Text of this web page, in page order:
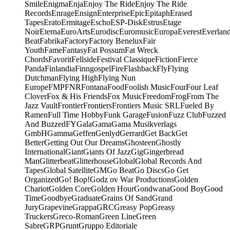
SmileEnigmaEnjaEnjoy The RideEnjoy The Ride
RecordsEnrageEnsignEnterpriseEpicEpitaphErased
TapesEratoErmitageEschoESP-DiskEstrusEtage
NoirEternaEuroArtsEurodiscEuromusicEuropaEverest
BeatFabrikaFactoryFactory BeneluxFair
YouthFameFantasyFat PossumFat Wreck
ChordsFavoritFellsideFestival ClassiqueFictionFierce
PandaFinlandiaFinngospelFireFlashbackFlyFlying
DutchmanFlying HighFlying Nun
EuropeFMPFNRFontanaFoodFoolish MusicFourFour Leaf
CloverFox & His FriendsFox MusicFreedomFrogFrom The
Jazz VaultFrontierFrontiersFrontiers Music SRLFueled By
RamenFull Time HobbyFunk GarageFusionFuzz ClubFuzzed
And BuzzedFYGalaGamaGama Musikverlags
GmbHGammaGeffenGenlydGerrardGet BackGet
BetterGetting Out Our DreamsGhosteenGhostly
InternationalGiantGiants Of JazzGigGingerbread
ManGlitterbeatGlitterhouseGlobalGlobal Records And
TapesGlobal SatelliteGMGo BeatGo DiscsGo Get
OrganizedGo! Bop!Godz ov War ProductionsGolden
ChariotGolden CoreGolden HourGondwanaGood BoyGood
TimeGoodbyeGraduateGrains Of SandGrand
JuryGrapevineGrappaGRCGreasy PopGreasy
TruckersGreco-RomanGreen LineGreen
SabreGRPGruntGruppo Editoriale